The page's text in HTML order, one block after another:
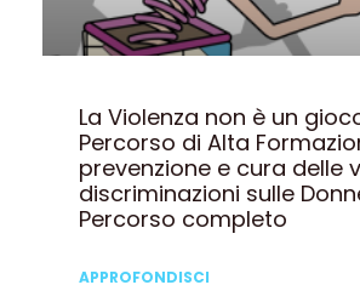
La Violenza non è un
Percorso di Alta
prevenzione e cura delle
discriminazioni sulle
Percorso completo
APPROFONDISCI